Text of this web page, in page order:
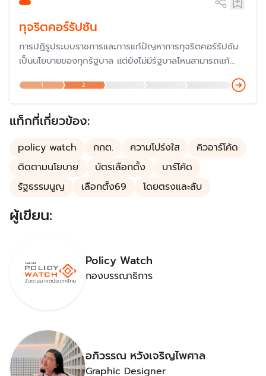
ทุจริตคอร์รัปชัน
การปฏิรูประบบราชการและการแก้ปัญหาการทุจริตคอร์รัปชัน
เป็นนโยบายของทุกรัฐบาล แต่ยังไม่มีรัฐบาลไหนสามารถแก้
การสำรวจของสำนักวิจัยต่าง ๆ พบว่าประชาชนมีความเห็นว่า
สถานการณ์รุนแรงขึ้น
1 2
แท็กที่เกี่ยวข้อง:
policy watch กกต. ความโปร่งใส
คิวอาร์โค้ด
ติดตามนโยบาย
บัตรเลือกตั้ง
บาร์โค้ด
รัฐธรรมนูญ
เลือกตั้ง69 โดยตรงและลับ
ผู้เขียน:
Policy Watch
กองบรรณาธิการ
อภิวรรณ หวังเจริญไพศาล
Graphic Designer